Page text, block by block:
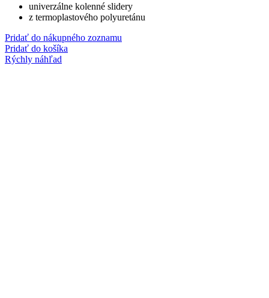
univerzálne kolenné slidery
z termoplastového polyuretánu
Pridať do nákupného zoznamu
Pridať do košíka
Rýchly náhľad